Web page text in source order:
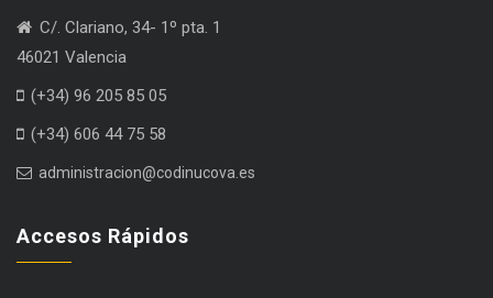
C/. Clariano, 34- 1º pta. 1
46021 Valencia
(+34) 96 205 85 05
(+34) 606 44 75 58
administracion@codinucova.es
Accesos Rápidos